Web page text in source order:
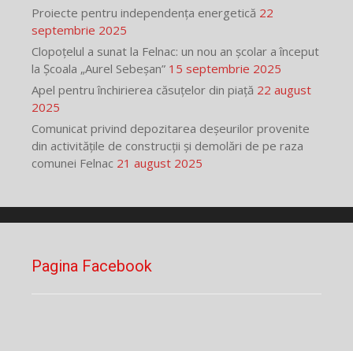
Proiecte pentru independența energetică 22
septembrie 2025
Clopoțelul a sunat la Felnac: un nou an școlar a început
la Școala „Aurel Sebeșan” 15 septembrie 2025
Apel pentru închirierea căsuțelor din piață 22 august
2025
Comunicat privind depozitarea deșeurilor provenite
din activitățile de construcții și demolări de pe raza
comunei Felnac 21 august 2025
Pagina Facebook